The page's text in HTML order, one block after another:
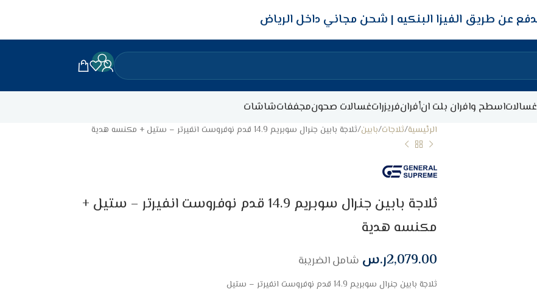
شحن مجاني داخل الرياض
غسالاتاسطح وافران بلت انأفرانفريزراتغسالات صحونمجففاتشاشات
الرئيسية ثلاجات بابين ثلاجة بابين جنرال سوبريم 14.9 قدم نوفروست انفيرتر – ستيل + مكنسه هدية
ثلاجة بابين جنرال سوبريم 14.9 قدم نوفروست انفيرتر – ستيل +
مكنسه هدية
2,079.00ر.س شامل الضريبة
ثلاجة بابين جنرال سوبريم 14.9 قدم نوفروست انفيرتر – ستيل